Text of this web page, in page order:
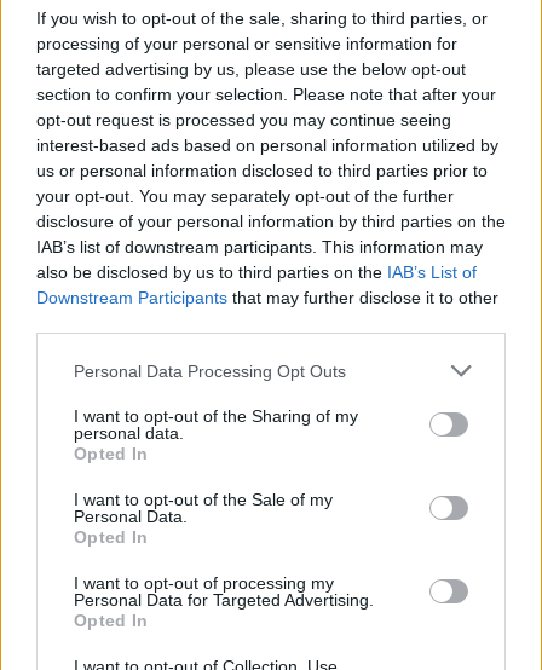
If you wish to opt-out of the sale, sharing to third parties, or
processing of your personal or sensitive information for
targeted advertising by us, please use the below opt-out
section to confirm your selection. Please note that after your
opt-out request is processed you may continue seeing
interest-based ads based on personal information utilized by
us or personal information disclosed to third parties prior to
your opt-out. You may separately opt-out of the further
disclosure of your personal information by third parties on the
IAB’s list of downstream participants. This information may
also be disclosed by us to third parties on the IAB’s List of
Downstream Participants that may further disclose it to other
Please note that this website/app uses one or more Google
not limited to your visit or usage behaviour. You may click to
grant or deny consent to Google and its third-party tags to
use your data for below specified purposes in below Google
consent section.
Personal Data Processing Opt Outs
I want to opt-out of the Sharing of my
personal data.
Opted In
I want to opt-out of the Sale of my
Personal Data.
Opted In
I want to opt-out of processing my
Personal Data for Targeted Advertising.
Opted In
Mανταρίνι ή πορτοκάλι; Ποιο είναι πιο θρεπτικό και
καλύτερο τονωτικό για το ανοσοποιητικό
Πορτοκάλια, μανταρίνια ή κλημεντίνες; Δείτε ποιο
εσπεριδοειδές ξεχωρίζει σε θρεπτική αξία, για να
ενισχύσετε την υγεία σας αυτό τον χειμώνα
09.11.2025, 08:50